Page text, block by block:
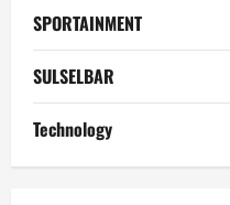
SPORTAINMENT
SULSELBAR
Technology